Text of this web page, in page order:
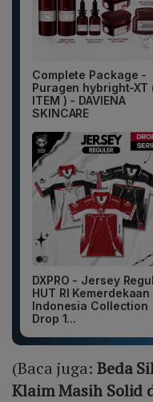
Complete Package -
Puragen hybright-XT
ITEM ) - DAVIENA
SKINCARE
DXPRO - Jersey
HUT RI Kemerdekaan
Indonesia Collection
Drop 1...
(Baca juga: Beda
Klaim Masih Solid